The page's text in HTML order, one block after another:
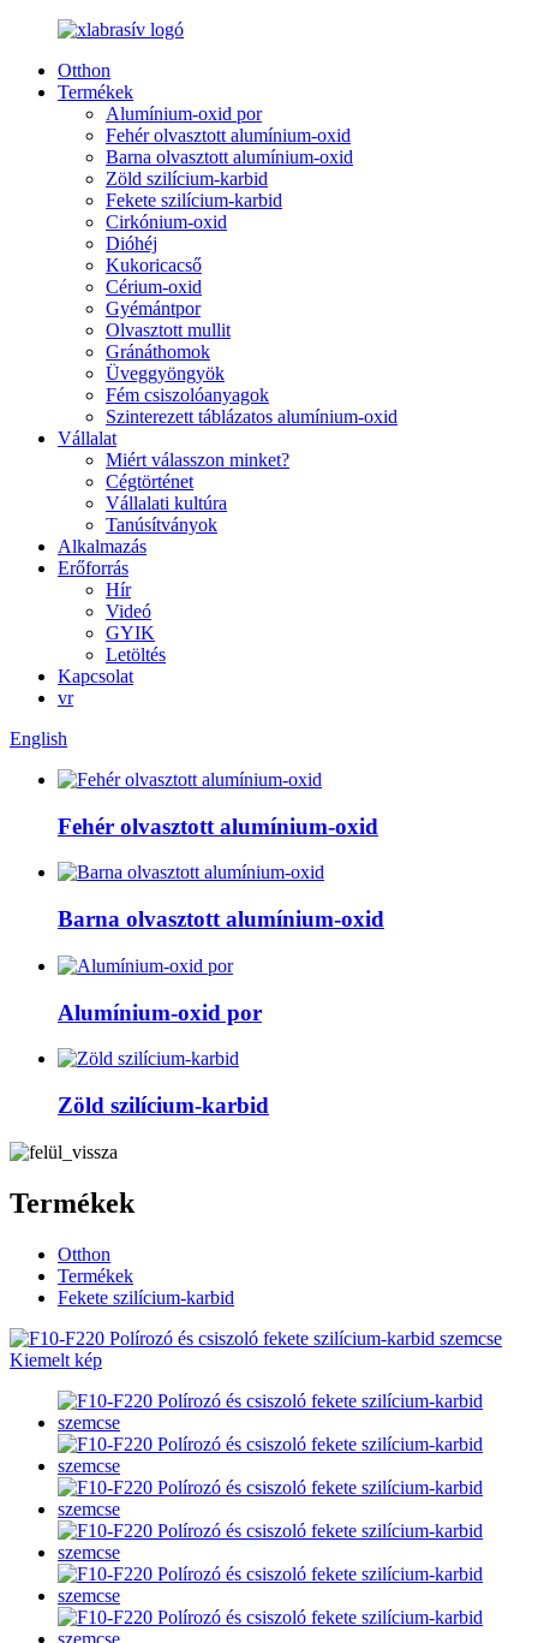
Otthon
Termékek
Alumínium-oxid por
Fehér olvasztott alumínium-oxid
Barna olvasztott alumínium-oxid
Zöld szilícium-karbid
Fekete szilícium-karbid
Cirkónium-oxid
Dióhéj
Kukoricacső
Cérium-oxid
Gyémántpor
Olvasztott mullit
Gránáthomok
Üveggyöngyök
Fém csiszolóanyagok
Szinterezett táblázatos alumínium-oxid
Vállalat
Miért válasszon minket?
Cégtörténet
Vállalati kultúra
Tanúsítványok
Alkalmazás
Erőforrás
Hír
Videó
GYIK
Letöltés
Kapcsolat
vr
English
Fehér olvasztott alumínium-oxid
Barna olvasztott alumínium-oxid
Alumínium-oxid por
Zöld szilícium-karbid
Termékek
Otthon
Termékek
Fekete szilícium-karbid